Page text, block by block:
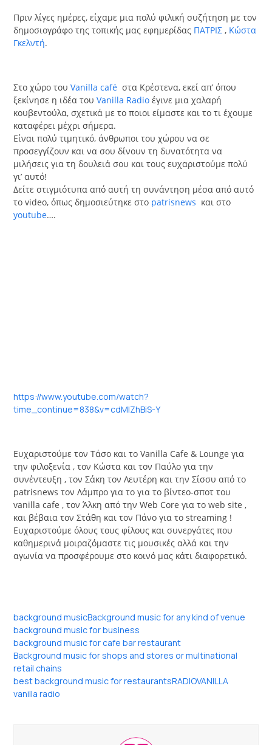
Πριν λίγες ημέρες, είχαμε μια πολύ φιλική συζήτηση με τον
δημοσιογράφο της τοπικής μας εφημερίδας ΠΑΤΡΙΣ , Κώστα
Γκελντή.
Στο χώρο τουVanilla café στα Κρέστενα, εκεί απ’ όπου
ξεκίνησε η ιδέα τουVanilla Radio έγινε μια χαλαρή
κουβεντούλα, σχετικά με το ποιοι είμαστε και το τι έχουμε
καταφέρει μέχρι σήμερα.
Είναι πολύ τιμητικό, άνθρωποι του χώρου να σε
προσεγγίζουν και να σου δίνουν τη δυνατότητα να
μιλήσεις για τη δουλειά σου και τους ευχαριστούμε πολύ
γι’ αυτό!
Δείτε στιγμιότυπα από αυτή τη συνάντηση μέσα από αυτό
το video, όπως δημοσιεύτηκε στο patrisnews και στο
youtube….
https://www.youtube.com/watch?
time_continue=838&v=cdMIZhBiS-Y
Ευχαριστούμε τον Tάσο και το Vanilla Cafe & Lounge για
την φιλοξενία , τον Κώστα και τον Παύλο για την
συνέντευξη , τον Σάκη τον Λευτέρη και την Σίσσυ από το
patrisnews τον Λάμπρο για το για το βίντεο-σποτ του
vanilla cafe , τον Άλκη από την Web Core για το web site ,
και βέβαια τον Στάθη και τον Πάνο για το streaming !
Ευχαριστούμε όλους τους φίλους και συνεργάτες που
καθημερινά μοιραζόμαστε τις μουσικές αλλά και την
αγωνία να προσφέρουμε στο κοινό μας κάτι διαφορετικό.
background musicBackground music for any kind of venue
background music for business
background music for cafe bar restaurant
Background music for shops and stores or multinational
retail chains
best background music for restaurantsRADIOVANILLA
vanilla radio